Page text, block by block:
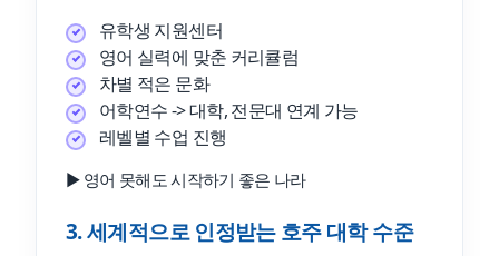
유학생 지원센터
영어 실력에 맞춘 커리큘럼
차별 적은 문화
어학연수 -> 대학, 전문대 연계 가능
레벨별 수업 진행
▶ 영어 못해도 시작하기 좋은 나라
3. 세계적으로 인정받는 호주 대학 수준